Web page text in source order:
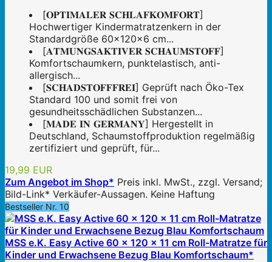
[𝐎𝐏𝐓𝐈𝐌𝐀𝐋𝐄𝐑 𝐒𝐂𝐇𝐋𝐀𝐅𝐊𝐎𝐌𝐅𝐎𝐑𝐓]
Hochwertiger Kindermatratzenkern in der
Standardgröße 60x120x6 cm...
[𝐀𝐓𝐌𝐔𝐍𝐆𝐒𝐀𝐊𝐓𝐈𝐕𝐄𝐑 𝐒𝐂𝐇𝐀𝐔𝐌𝐒𝐓𝐎𝐅𝐅]
Komfortschaumkern, punktelastisch, anti-
allergisch...
[𝐒𝐂𝐇𝐀𝐃𝐒𝐓𝐎𝐅𝐅𝐅𝐑𝐄𝐈] Geprüft nach Öko-Tex
Standard 100 und somit frei von
gesundheitsschädlichen Substanzen...
[𝐌𝐀𝐃𝐄 𝐈𝐍 𝐆𝐄𝐑𝐌𝐀𝐍𝐘] Hergestellt in
Deutschland, Schaumstoffproduktion regelmäßig
zertifiziert und geprüft, für...
19,99 EUR
Zum Angebot im Shop* Preis inkl. MwSt., zzgl. Versand;
Bild-Link* Verkäufer-Aussagen. Keine Haftung
Bestseller Nr. 10
MSS e.K. Easy Active 60 x 120 x 11 cm Roll-Matratze für
Kinder und Erwachsene Bezug Blau Komfortschaum*